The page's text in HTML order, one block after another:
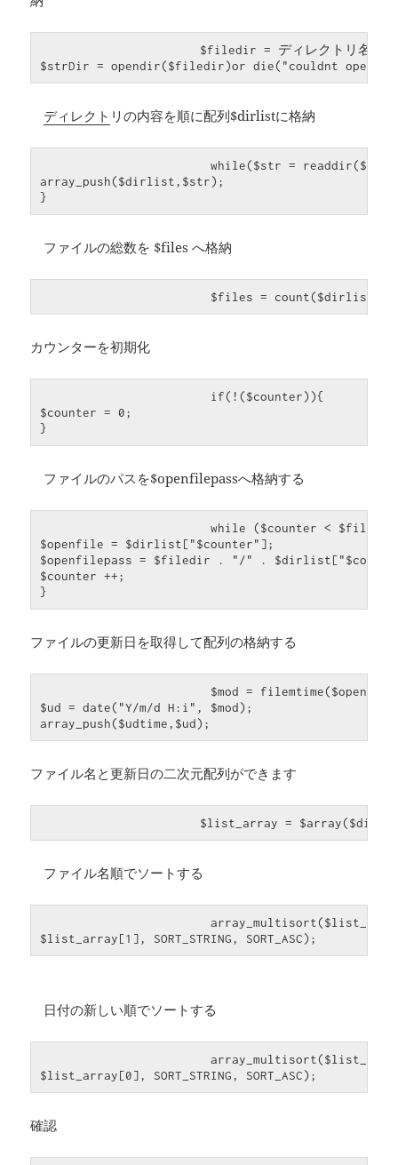
$filedir = ディレクトリ名;
$strDir = opendir($filedir)or die("couldnt open
ディレクト リの内容を順に配列$dirlistに格納
			while($str = readdir($strDir)){
array_push($dirlist,$str);
}
ファイルの総数を $files へ格納
			$files = count($dirlist);
カウンターを初期化
                        if(!($counter)){
$counter = 0;
ファイルのパスを$openfilepassへ格納する
                        while ($counter < $files){
$openfile = $dirlist["$counter"];
$openfilepass = $filedir . "/" .
$counter ++;
}
ファイルの更新日を取得して配列の格納する
$ud = date("Y/m/d H:i", $mod);
array_push($udtime,$ud);
ファイル名と更新日の二次元配列ができます
$list_array =
ファイル名順でソートする
$list_array[1], SORT_STRING, SORT_ASC);
日付の新しい順でソートする
$list_array[0], SORT_STRING, SORT_ASC);
確認